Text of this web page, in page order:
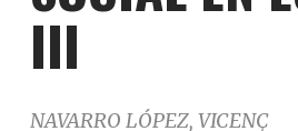
III
NAVARRO LÓPEZ, VICENÇ